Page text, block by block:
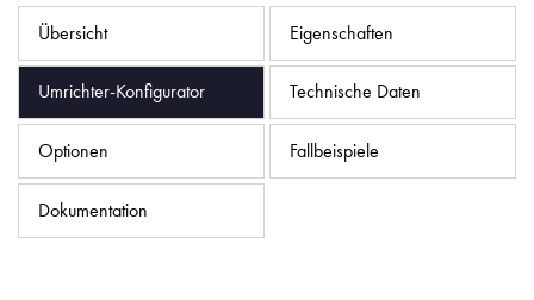
Übersicht Eigenschaften
Umrichter-Konfigurator Technische Daten
Optionen Fallbeispiele
Dokumentation
Datenschutzrichtlinie
Sitemap